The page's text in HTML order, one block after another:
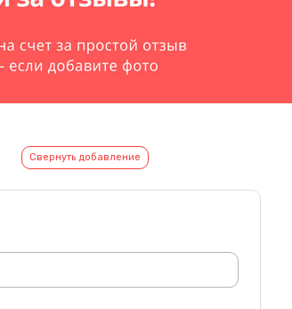
Свернуть добавление